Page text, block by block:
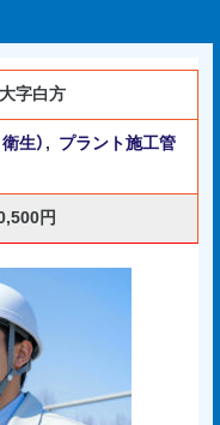
字白方
生）, プラント施工管
円